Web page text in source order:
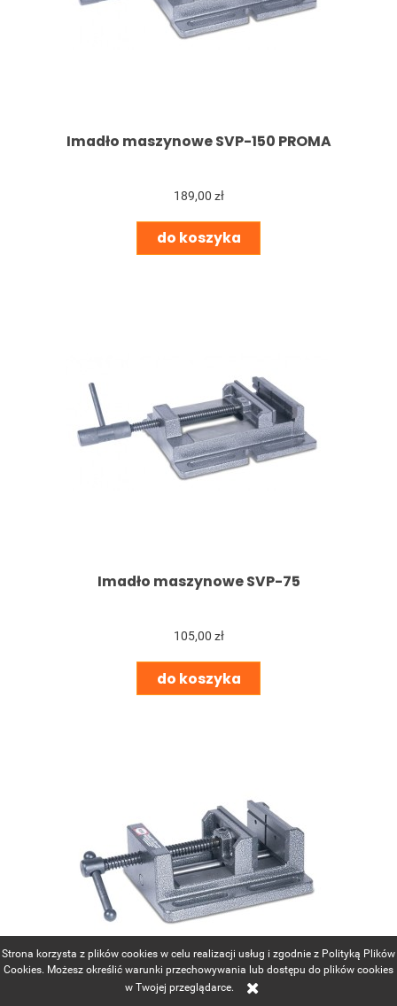
Strona korzysta z plików cookies w celu realizacji usług i zgodnie z Polityką Plików
Cookies. Możesz określić warunki przechowywania lub dostępu do plików cookies
w Twojej przeglądarce.
Imadło maszynowe SVP-150 PROMA
189,00 zł
do koszyka
Imadło maszynowe SVP-75
105,00 zł
do koszyka